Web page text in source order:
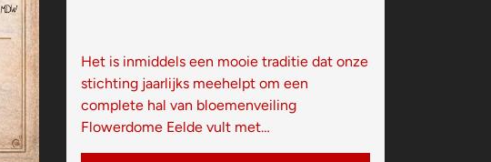
Het is inmiddels een mooie traditie dat onze
stichting jaarlijks meehelpt om een
complete hal van bloemenveiling
Flowerdome Eelde vult met…